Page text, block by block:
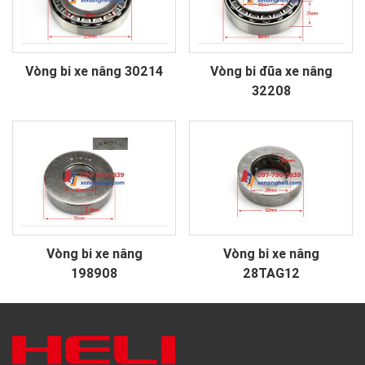
Vòng bi xe nâng 30214
Vòng bi đũa xe nâng
32208
Vòng bi xe nâng
198908
Vòng bi xe nâng
28TAG12